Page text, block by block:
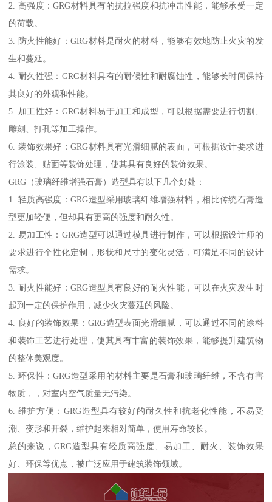
2. 高强度：GRG材料具有的抗拉强度和抗冲击性能，能够承受一定
的荷载。
3. 防火性能好：GRG材料是耐火的材料，能够有效地防止火灾的发
生和蔓延。
4. 耐久性强：GRG材料具有的耐候性和耐腐蚀性，能够长时间保持
其良好的外观和性能。
5. 加工性好：GRG材料易于加工和成型，可以根据需要进行切割、
雕刻、打孔等加工操作。
6. 装饰效果好：GRG材料具有光滑细腻的表面，可根据设计要求进
行涂装、贴面等装饰处理，使其具有良好的装饰效果。
GRG（玻璃纤维增强石膏）造型具有以下几个好处：
1. 轻质高强度：GRG造型采用玻璃纤维增强材料，相比传统石膏造
型更加轻便，但却具有更高的强度和耐久性。
2. 易加工性：GRG造型可以通过模具进行制作，可以根据设计师的
要求进行个性化定制，形状和尺寸的变化灵活，可满足不同的设计
需求。
3. 耐火性能好：GRG造型具有良好的耐火性能，可以在火灾发生时
起到一定的保护作用，减少火灾蔓延的风险。
4. 良好的装饰效果：GRG造型表面光滑细腻，可以通过不同的涂料
和装饰工艺进行处理，使其具有丰富的装饰效果，能够提升建筑物
的整体美观度。
5. 环保性：GRG造型采用的材料主要是石膏和玻璃纤维，不含有害
物质，，对室内空气质量无污染。
6. 维护方便：GRG造型具有较好的耐久性和抗老化性能，不易受
潮、变形和开裂，维护起来相对简单，使用寿命较长。
总的来说，GRG造型具有轻质高强度、易加工、耐火、装饰效果
好、环保等优点，被广泛应用于建筑装饰领域。